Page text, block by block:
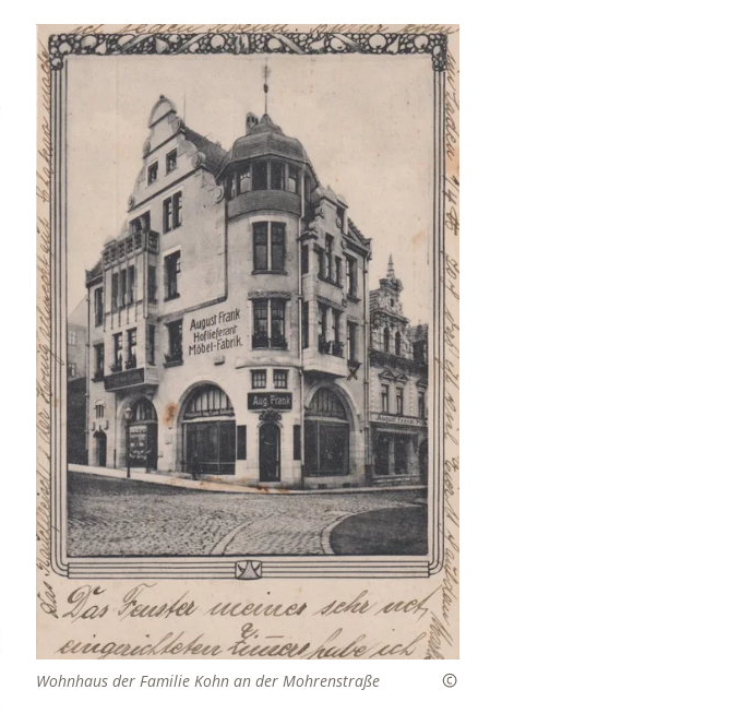
Wohnhaus der Familie Kohn an der Mohrenstraße